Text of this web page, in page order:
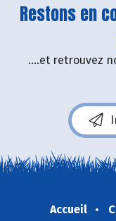
Restons en
....et retrouvez
Accueil